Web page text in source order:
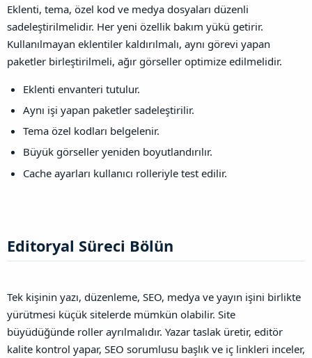
Eklenti, tema, özel kod ve medya dosyaları düzenli
sadeleştirilmelidir. Her yeni özellik bakım yükü getirir.
Kullanılmayan eklentiler kaldırılmalı, aynı görevi yapan
paketler birleştirilmeli, ağır görseller optimize edilmelidir.
Eklenti envanteri tutulur.
Aynı işi yapan paketler sadeleştirilir.
Tema özel kodları belgelenir.
Büyük görseller yeniden boyutlandırılır.
Cache ayarları kullanıcı rolleriyle test edilir.
Editoryal Süreci Bölün​
Tek kişinin yazı, düzenleme, SEO, medya ve yayın işini birlikte
yürütmesi küçük sitelerde mümkün olabilir. Site
büyüdüğünde roller ayrılmalıdır. Yazar taslak üretir, editör
kalite kontrol yapar, SEO sorumlusu başlık ve iç linkleri inceler,